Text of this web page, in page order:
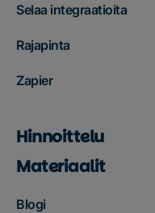
Selaa integraatioita
Rajapinta
Zapier
Hinnoittelu
Materiaalit
Blogi